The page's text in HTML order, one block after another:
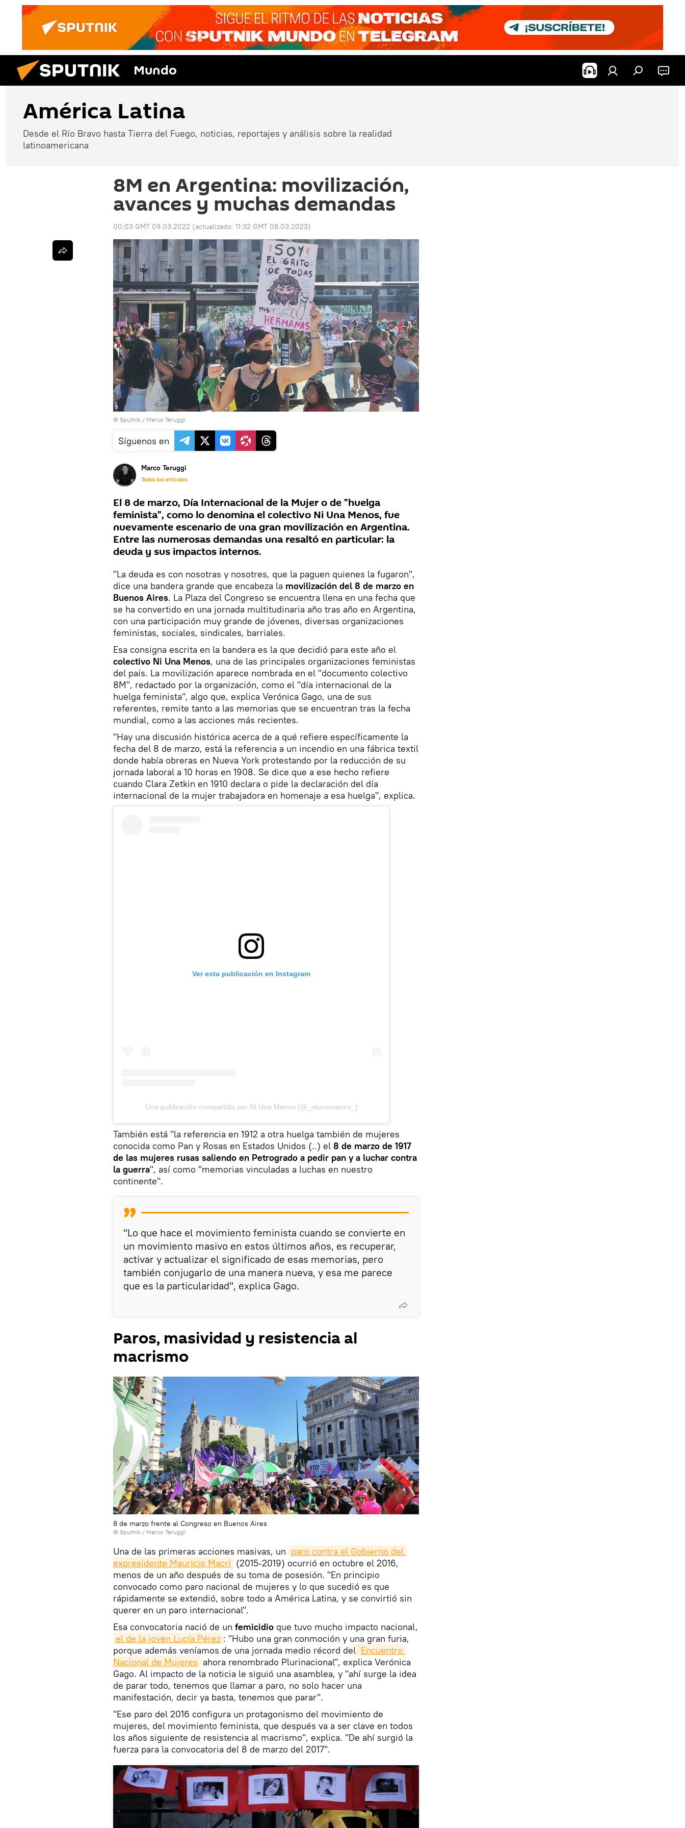
Mundo
América Latina
Desde el Río Bravo hasta Tierra del Fuego, noticias, reportajes y análisis sobre la realidad
latinoamericana
8M en Argentina: movilización,
avances y muchas demandas
00:03 GMT 09.03.2022 (actualizado: 11:32 GMT 08.03.2023)
© Sputnik / Marco Teruggi
Síguenos en
Marco Teruggi
Todos los artículos
El 8 de marzo, Día Internacional de la Mujer o de "huelga
feminista", como lo denomina el colectivo Ni Una Menos, fue
nuevamente escenario de una gran movilización en Argentina.
Entre las numerosas demandas una resaltó en particular: la
deuda y sus impactos internos.
"La deuda es con nosotras y nosotres, que la paguen quienes la fugaron",
dice una bandera grande que encabeza la movilización del 8 de marzo en
Buenos Aires. La Plaza del Congreso se encuentra llena en una fecha que
se ha convertido en una jornada multitudinaria año tras año en Argentina,
con una participación muy grande de jóvenes, diversas organizaciones
feministas, sociales, sindicales, barriales.
Esa consigna escrita en la bandera es la que decidió para este año el
colectivo Ni Una Menos, una de las principales organizaciones feministas
del país. La movilización aparece nombrada en el "documento colectivo
8M", redactado por la organización, como el "día internacional de la
huelga feminista", algo que, explica Verónica Gago, una de sus
referentes, remite tanto a las memorias que se encuentran tras la fecha
mundial, como a las acciones más recientes.
"Hay una discusión histórica acerca de a qué refiere específicamente la
fecha del 8 de marzo, está la referencia a un incendio en una fábrica textil
donde había obreras en Nueva York protestando por la reducción de su
jornada laboral a 10 horas en 1908. Se dice que a ese hecho refiere
cuando Clara Zetkin en 1910 declara o pide la declaración del día
internacional de la mujer trabajadora en homenaje a esa huelga", explica.
Ver esta publicación en Instagram
Una publicación compartida por Ni Una Menos (@_niunamenos_)
También está "la referencia en 1912 a otra huelga también de mujeres
conocida como Pan y Rosas en Estados Unidos (..) el 8 de marzo de 1917
de las mujeres rusas saliendo en Petrogrado a pedir pan y a luchar contra
la guerra", así como "memorias vinculadas a luchas en nuestro
continente".
"Lo que hace el movimiento feminista cuando se convierte en
un movimiento masivo en estos últimos años, es recuperar,
activar y actualizar el significado de esas memorias, pero
también conjugarlo de una manera nueva, y esa me parece
que es la particularidad", explica Gago.
Paros, masividad y resistencia al
macrismo
8 de marzo frente al Congreso en Buenos Aires
© Sputnik / Marco Teruggi
Una de las primeras acciones masivas, un paro contra el Gobierno del
expresidente Mauricio Macri (2015-2019) ocurrió en octubre el 2016,
menos de un año después de su toma de posesión. "En principio
convocado como paro nacional de mujeres y lo que sucedió es que
rápidamente se extendió, sobre todo a América Latina, y se convirtió sin
querer en un paro internacional".
Esa convocatoria nació de un femicidio que tuvo mucho impacto nacional,
el de la joven Lucía Pérez : "Hubo una gran conmoción y una gran furia,
porque además veníamos de una jornada medio récord del Encuentro
Nacional de Mujeres ahora renombrado Plurinacional", explica Verónica
Gago. Al impacto de la noticia le siguió una asamblea, y "ahí surge la idea
de parar todo, tenemos que llamar a paro, no solo hacer una
manifestación, decir ya basta, tenemos que parar".
"Ese paro del 2016 configura un protagonismo del movimiento de
mujeres, del movimiento feminista, que después va a ser clave en todos
los años siguiente de resistencia al macrismo", explica. "De ahí surgió la
fuerza para la convocatoria del 8 de marzo del 2017".